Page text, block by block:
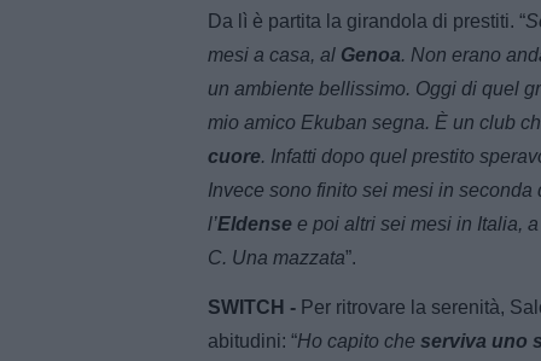
Da lì è partita la girandola di prestiti. “
mesi a casa, al Genoa. Non erano
un ambiente bellissimo. Oggi di quel
mio amico Ekuban segna. È un club
cuore. Infatti dopo quel prestito
Invece sono finito sei mesi in
l’Eldense e poi altri sei mesi in Italia, a
C. Una mazzata”.
SWITCH - Per ritrovare la serenità,
abitudini: “Ho capito che serviva uno